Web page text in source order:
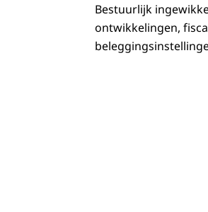
Bestuurlijk
ontwikkelingen,